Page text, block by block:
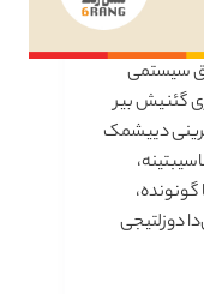
ساغلیق سیستمی
گئنیش بیر
دییشمک
۱۷ می موناسیبتینه،
دوزلتیجی